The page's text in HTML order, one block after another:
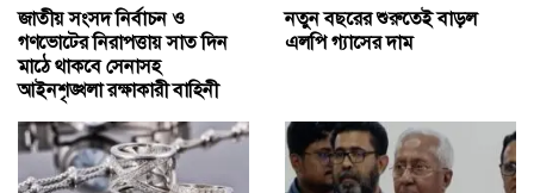
জাতীয় সংসদ নির্বাচন ও
গণভোটের নিরাপত্তায় সাত দিন
মাঠে থাকবে সেনাসহ
আইনশৃঙ্খলা রক্ষাকারী বাহিনী
নতুন বছরের শুরুতেই বাড়ল
এলপি গ্যাসের দাম